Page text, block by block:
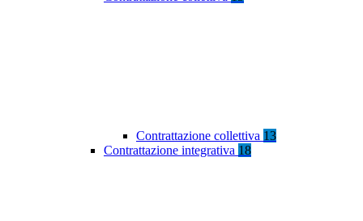
Contrattazione collettiva 13
Contrattazione integrativa 18